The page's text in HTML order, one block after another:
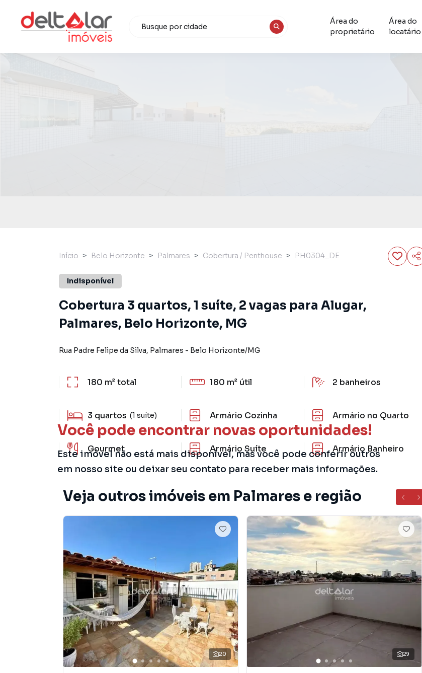
Área do
proprietário
Área do
locatário
Você pode encontrar novas oportunidades!
Este imóvel não está mais disponível, mas você pode conferir outros
em nosso site ou deixar seu contato para receber mais informações.
Início Belo Horizonte Palmares Cobertura / Penthouse PH0304_DE
Indisponível
Cobertura 3 quartos, 1 suíte, 2 vagas para Alugar,
Palmares, Belo Horizonte, MG
Rua Padre Felipe da Silva, Palmares - Belo Horizonte/MG
180 m²total 180 m² útil 2 banheiros
3 quartos (1 suíte) Armário Cozinha Armário no Quarto
Gourmet Armário Suíte Armário Banheiro
Veja outros imóveis em Palmares e região
20 29